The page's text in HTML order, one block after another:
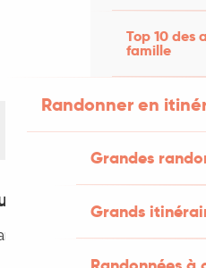
Top 10 des
famille
Randonner en
Grandes
Grands
- Lodge 2
Fargues, 46800